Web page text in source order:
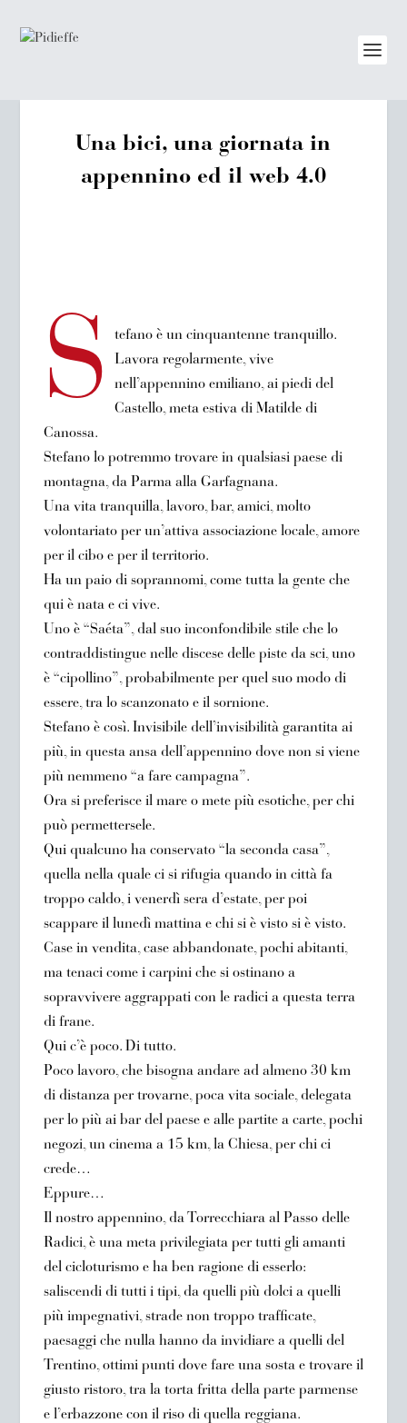
Una bici, una giornata in
appennino ed il web 4.0
S
tefano è un cinquantenne tranquillo.
Lavora regolarmente, vive
nell’appennino emiliano, ai piedi del
Castello, meta estiva di Matilde di
Canossa.
Stefano lo potremmo trovare in qualsiasi paese di
montagna, da Parma alla Garfagnana.
Una vita tranquilla, lavoro, bar, amici, molto
volontariato per un’attiva associazione locale, amore
per il cibo e per il territorio.
Ha un paio di soprannomi, come tutta la gente che
qui è nata e ci vive.
Uno è “Saéta”, dal suo inconfondibile stile che lo
contraddistingue nelle discese delle piste da sci, uno
è “cipollino”, probabilmente per quel suo modo di
essere, tra lo scanzonato e il sornione.
Stefano è così. Invisibile dell’invisibilità garantita ai
più, in questa ansa dell’appennino dove non si viene
più nemmeno “a fare campagna”.
Ora si preferisce il mare o mete più esotiche, per chi
può permettersele.
Qui qualcuno ha conservato “la seconda casa”,
quella nella quale ci si rifugia quando in città fa
troppo caldo, i venerdì sera d’estate, per poi
scappare il lunedì mattina e chi si è visto si è visto.
Case in vendita, case abbandonate, pochi abitanti,
ma tenaci come i carpini che si ostinano a
sopravvivere aggrappati con le radici a questa terra
di frane.
Qui c’è poco. Di tutto.
Poco lavoro, che bisogna andare ad almeno 30 km
di distanza per trovarne, poca vita sociale, delegata
per lo più ai bar del paese e alle partite a carte, pochi
negozi, un cinema a 15 km, la Chiesa, per chi ci
crede…
Eppure…
Il nostro appennino, da Torrecchiara al Passo delle
Radici, è una meta privilegiata per tutti gli amanti
del cicloturismo e ha ben ragione di esserlo:
saliscendi di tutti i tipi, da quelli più dolci a quelli
più impegnativi, strade non troppo trafficate,
paesaggi che nulla hanno da invidiare a quelli del
Trentino, ottimi punti dove fare una sosta e trovare il
giusto ristoro, tra la torta fritta della parte parmense
e l’erbazzone con il riso di quella reggiana.